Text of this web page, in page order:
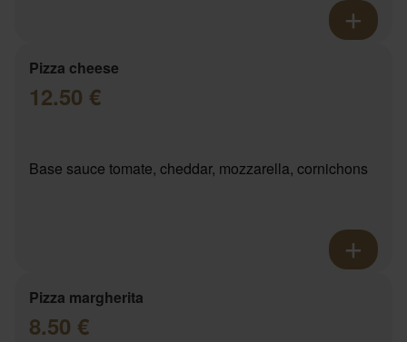
Pizza cheese
12.50 €
Base sauce tomate, cheddar, mozzarella, cornichons
Pizza margherita
8.50 €